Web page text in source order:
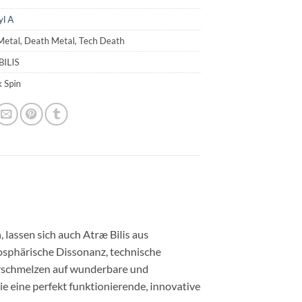
A
Death Metal, Tech Death
Spin
lassen sich auch Atræ Bilis aus
Dissonanz, technische
auf wunderbare und
eine perfekt funktionierende, innovative